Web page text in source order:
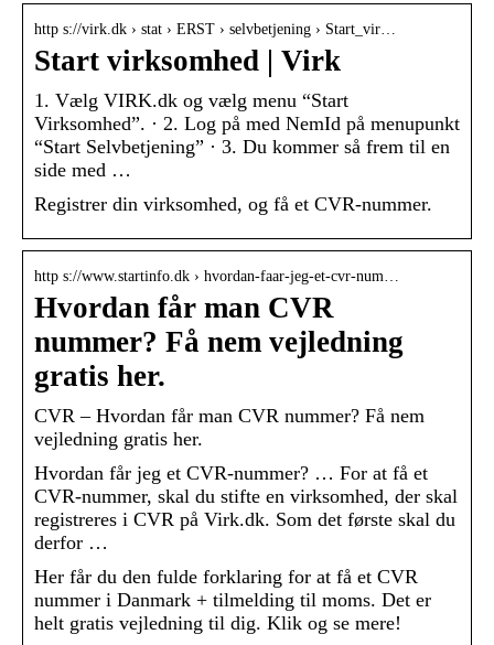
http s://virk.dk › stat › ERST › selvbetjening › Start_vir…
Start virksomhed | Virk
1. Vælg VIRK.dk og vælg menu “Start
Virksomhed”. · 2. Log på med NemId på menupunkt
“Start Selvbetjening” · 3. Du kommer så frem til en
side med …
Registrer din virksomhed, og få et CVR-nummer.
http s://www.startinfo.dk › hvordan-faar-jeg-et-cvr-num…
Hvordan får man CVR
nummer? Få nem vejledning
gratis her.
CVR – Hvordan får man CVR nummer? Få nem
vejledning gratis her.
Hvordan får jeg et CVR-nummer? … For at få et
CVR-nummer, skal du stifte en virksomhed, der skal
registreres i CVR på Virk.dk. Som det første skal du
derfor …
Her får du den fulde forklaring for at få et CVR
nummer i Danmark + tilmelding til moms. Det er
helt gratis vejledning til dig. Klik og se mere!